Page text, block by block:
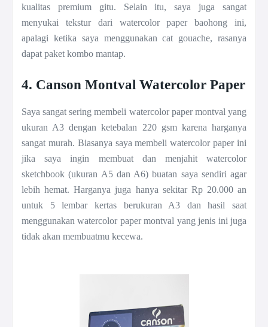
kualitas premium gitu. Selain itu, saya juga sangat
menyukai tekstur dari watercolor paper baohong ini,
apalagi ketika saya menggunakan cat gouache, rasanya
dapat paket kombo mantap.
4. Canson Montval Watercolor Paper
Saya sangat sering membeli watercolor paper montval yang
ukuran A3 dengan ketebalan 220 gsm karena harganya
sangat murah. Biasanya saya membeli watercolor paper ini
jika saya ingin membuat dan menjahit watercolor
sketchbook (ukuran A5 dan A6) buatan saya sendiri agar
lebih hemat. Harganya juga hanya sekitar Rp 20.000 an
untuk 5 lembar kertas berukuran A3 dan hasil saat
menggunakan watercolor paper montval yang jenis ini juga
tidak akan membuatmu kecewa.